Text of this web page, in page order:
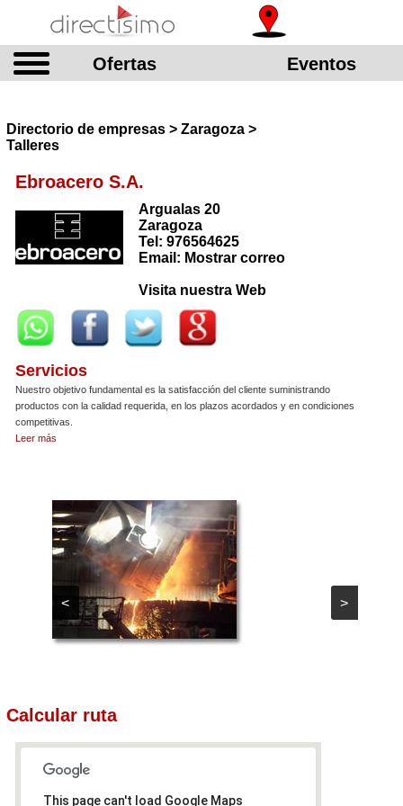
Ofertas Eventos
Directorio de empresas > Zaragoza >
Talleres
Ebroacero S.A.
Argualas 20
Zaragoza
Tel: 976564625
Email: Mostrar correo
Visita nuestra Web
Servicios
Nuestro objetivo fundamental es la satisfacción del cliente suministrando
productos con la calidad requerida, en los plazos acordados y en condiciones
competitivas.
Leer más
< >
Calcular ruta
This page can't load Google Maps